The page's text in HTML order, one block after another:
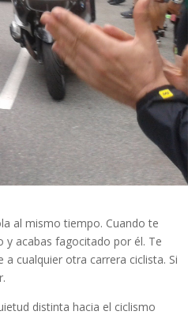
al mismo tiempo. Cuando te
y acabas fagocitado por él. Te
cualquier otra carrera ciclista. Si
distinta hacia el ciclismo